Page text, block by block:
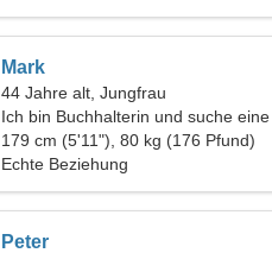
Mark
44 Jahre alt, Jungfrau
Ich bin Buchhalterin und suche eine
ungewöhnliche Frau
179 cm (5'11"), 80 kg (176 Pfund)
Echte Beziehung
Peter